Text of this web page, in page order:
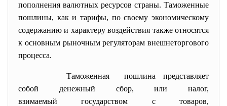
пополнения валютных ресурсов страны. Таможенные
пошлины, как и тарифы, по своему экономическому
содержанию и характеру воздействия также относятся
к основным рыночным регуляторам внешнеторгового
процесса.
Таможенная пошлина представляет
собой денежный сбор, или налог,
взимаемый государством с товаров,